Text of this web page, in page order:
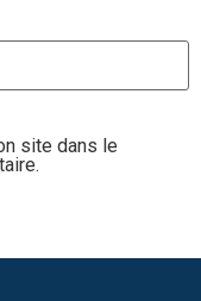
site dans le